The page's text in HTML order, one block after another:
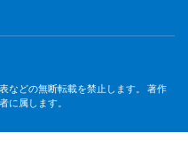
などの無断転載を禁止します。 著作
に属します。